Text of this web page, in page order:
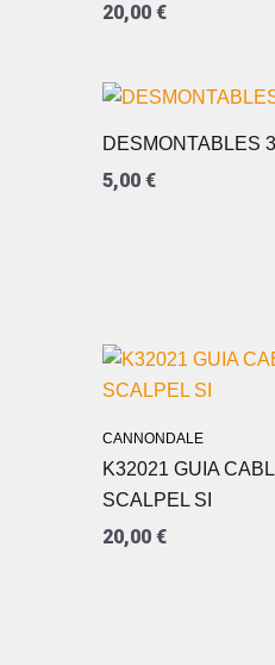
20,00 €
DESMONTABLES
5,00 €
CANNONDALE
K32021 GUIA
SCALPEL SI
20,00 €